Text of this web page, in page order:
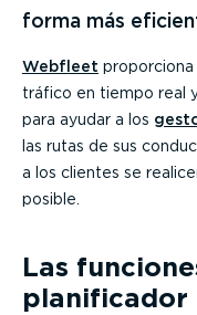
forma más
Webfleet proporciona
tráfico en tiempo real
para ayudar a los
las rutas de sus
a los clientes se
posible.
Las
planificador